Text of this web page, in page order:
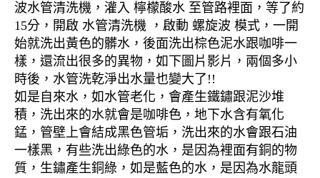
波水管清洗機，灌入 檸檬酸水 至管路裡面，等了約
15分，開啟 水管清洗機 ，啟動 螺旋波 模式，一開
始就洗出黃色的髒水，後面洗出棕色泥水跟咖啡一
樣，還流出很多的異物，如下圖片影片，兩個多小
時後，水管洗乾淨出水量也變大了!!
如是自來水，如水管老化，會產生鐵鏽跟泥沙堆
積，洗出來的水就會是咖啡色，地下水含有氧化
錳，管壁上會結成黑色管垢，洗出來的水會跟石油
一樣黑，有些洗出綠色的水，是因為裡面有銅的物
質，生鏽產生銅綠，如是藍色的水，是因為水龍頭